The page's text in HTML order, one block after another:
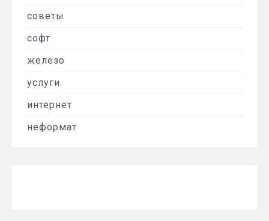
советы
софт
железо
услуги
интернет
неформат